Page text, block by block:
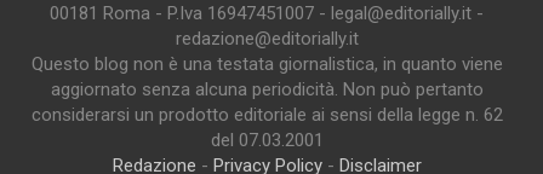
00181 Roma - P.Iva 16947451007 - legal@editorially.it -
redazione@editorially.it
Questo blog non è una testata giornalistica, in quanto viene
aggiornato senza alcuna periodicità. Non può pertanto
considerarsi un prodotto editoriale ai sensi della legge n. 62
del 07.03.2001
Redazione - Privacy Policy- Disclaimer